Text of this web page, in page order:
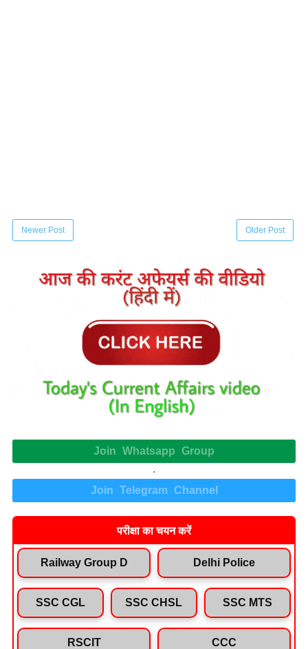
Newer Post Older Post
Join Whatsapp Group
.
Join Telegram Channel
परीक्षा का चयन करें
Railway Group D Delhi Police
SSC CGL SSC CHSL SSC MTS
RSCIT CCC